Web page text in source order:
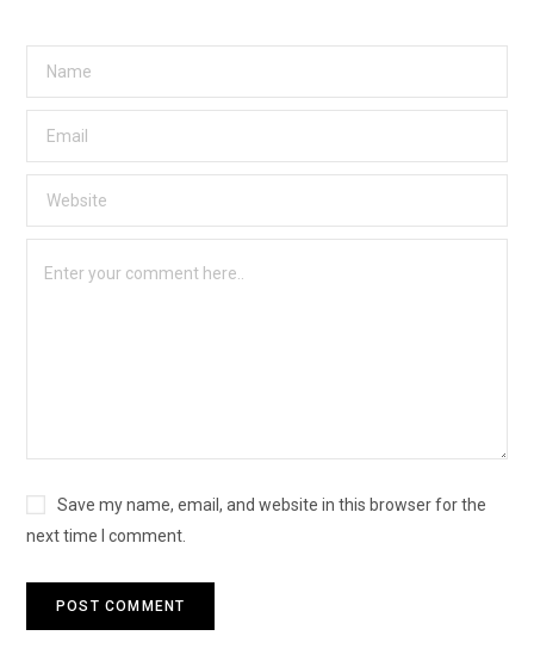
Save my name, email, and website in this browser for the
next time I comment.